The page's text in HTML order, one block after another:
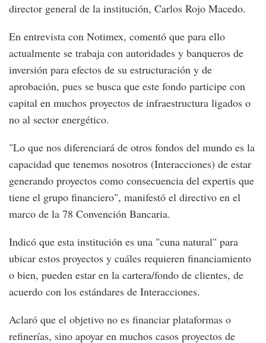
director general de la institución, Carlos Rojo Macedo.
En entrevista con Notimex, comentó que para ello
actualmente se trabaja con autoridades y banqueros de
inversión para efectos de su estructuración y de
aprobación, pues se busca que este fondo participe con
capital en muchos proyectos de infraestructura ligados o
no al sector energético.
"Lo que nos diferenciará de otros fondos del mundo es la
capacidad que tenemos nosotros (Interacciones) de estar
generando proyectos como consecuencia del expertis que
tiene el grupo financiero", manifestó el directivo en el
marco de la 78 Convención Bancaria.
Indicó que esta institución es una "cuna natural" para
ubicar estos proyectos y cuáles requieren financiamiento
o bien, pueden estar en la cartera/fondo de clientes, de
acuerdo con los estándares de Interacciones.
Aclaró que el objetivo no es financiar plataformas o
refinerías, sino apoyar en muchos casos proyectos de